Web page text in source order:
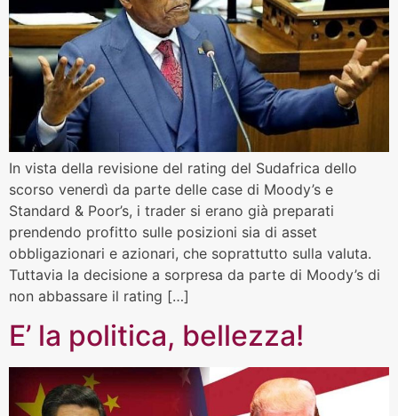
In vista della revisione del rating del Sudafrica dello
scorso venerdì da parte delle case di Moody’s e
Standard & Poor’s, i trader si erano già preparati
prendendo profitto sulle posizioni sia di asset
obbligazionari e azionari, che soprattutto sulla valuta.
Tuttavia la decisione a sorpresa da parte di Moody’s di
non abbassare il rating […]
E’ la politica, bellezza!